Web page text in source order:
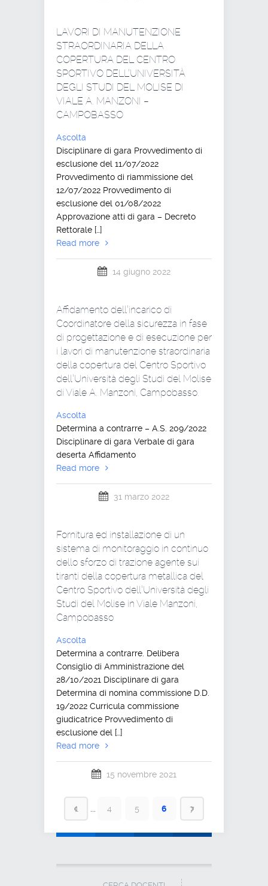
LAVORI DI MANUTENZIONE
STRAORDINARIA DELLA
COPERTURA DEL CENTRO
SPORTIVO DELL’UNIVERSITÀ
DEGLI STUDI DEL MOLISE DI
VIALE A. MANZONI –
CAMPOBASSO
Ascolta
Disciplinare di gara Provvedimento di
esclusione del 11/07/2022
Provvedimento di riammissione del
12/07/2022 Provvedimento di
esclusione del 01/08/2022
Approvazione atti di gara – Decreto
Rettorale […]
Read more
14 giugno 2022
Affidamento dell’incarico di
Coordinatore della sicurezza in fase
di progettazione e di esecuzione per
i lavori di manutenzione straordinaria
della copertura del Centro Sportivo
dell’Università degli Studi del Molise
di Viale A. Manzoni, Campobasso.
Ascolta
Determina a contrarre – A.S. 209/2022
Disciplinare di gara Verbale di gara
deserta Affidamento
Read more
31 marzo 2022
Fornitura ed installazione di un
sistema di monitoraggio in continuo
dello sforzo di trazione agente sui
tiranti della copertura metallica del
Centro Sportivo dell’Università degli
Studi del Molise in Viale Manzoni,
Campobasso
Ascolta
Determina a contrarre. Delibera
Consiglio di Amministrazione del
28/10/2021 Disciplinare di gara
Determina di nomina commissione D.D.
19/2022 Curricula commissione
giudicatrice Provvedimento di
esclusione del […]
Read more
15 novembre 2021
1 4 5 6 7